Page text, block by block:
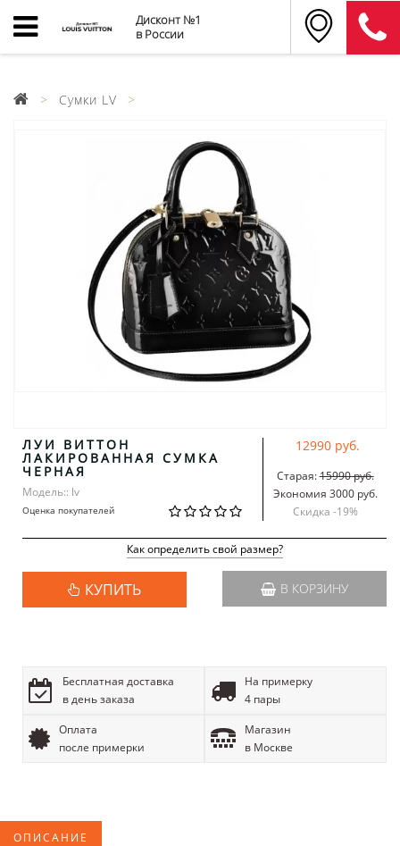
Дисконт №1
в России
Сумки LV
ЛУИ ВИТТОН
ЛАКИРОВАННАЯ СУМКА
ЧЕРНАЯ
Модель:: lv
Оценка покупателей
12990 руб.
Старая:15990 руб.
Экономия 3000 руб.
Скидка -19%
Как определить свой размер?
КУПИТЬ В КОРЗИНУ
Бесплатная доставка
в день заказа
На примерку
4 пары
Оплата
после примерки
Магазин
в Москве
ОПИСАНИЕ